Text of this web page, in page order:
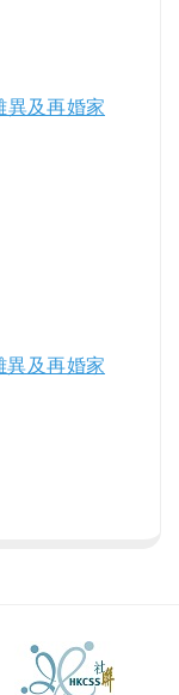
異及再婚家
及再婚家